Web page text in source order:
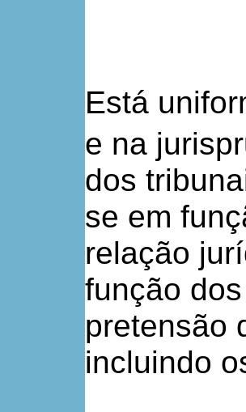
Está
e na
dos
se em
relação
função
pretensão
incluindo